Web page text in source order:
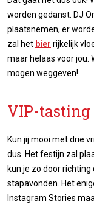
worden gedanst. DJ
plaatsnemen, er
zal het bier rijkelijk
maar helaas voor jou.
mogen weggeven!
VIP-tasting
Kun jij mooi met drie
dus. Het festijn zal
kun je zo door
stapavonden. Het
Instagram Stories